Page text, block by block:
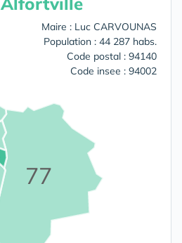
Maire : Luc CARVOUNAS
Population : 44 287 habs.
Code postal : 94140
Code insee : 94002
77